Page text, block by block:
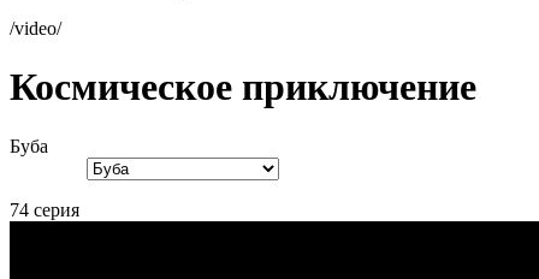
/video/
Космическое приключение
Буба
74 серия